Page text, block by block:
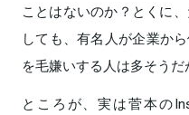
ことはないのか？とくに、
しても、有名人が企業か
を毛嫌いする人は多そう
ところが、実は菅本の